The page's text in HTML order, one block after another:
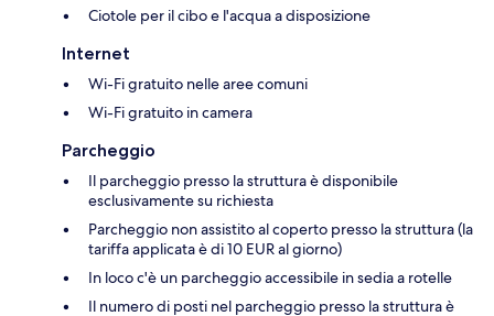
Ciotole per il cibo e l'acqua a disposizione
Internet
Wi-Fi gratuito nelle aree comuni
Wi-Fi gratuito in camera
Parcheggio
Il parcheggio presso la struttura è disponibile
esclusivamente su richiesta
Parcheggio non assistito al coperto presso la struttura (la
tariffa applicata è di 10 EUR al giorno)
In loco c'è un parcheggio accessibile in sedia a rotelle
Il numero di posti nel parcheggio presso la struttura è